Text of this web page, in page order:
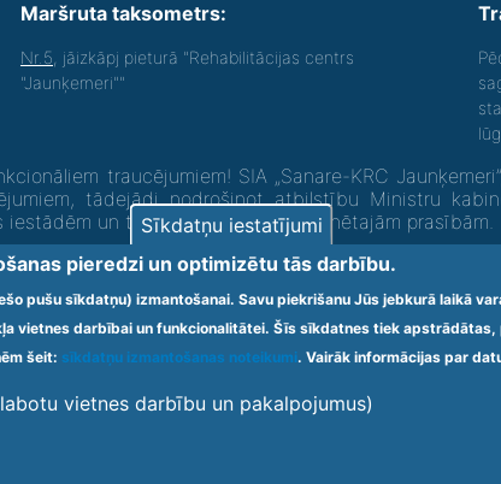
Maršruta taksometrs:
Nr.5 , jāizkāpj pieturā "Rehabilitācijas centrs
"Jaunķemeri""
traucējumiem! SIA „Sanare-KRC
tādejādi nodrošinot atbilstību Ministru
un to struktūrvienībām” minētajām prasībām.
aizsargātas.
Sīkdatņu iestatījumi
pieredzi un optimizētu tās darbību.
pušu sīkdatņu) izmantošanai. Savu piekrišanu Jūs jebkurā laikā
vietnes darbībai un funkcionalitātei. Šīs sīkdatnes tiek
šeit: sīkdatņu izmantošanas noteikumi. Vairāk informācijas par
vietnes darbību un pakalpojumus)